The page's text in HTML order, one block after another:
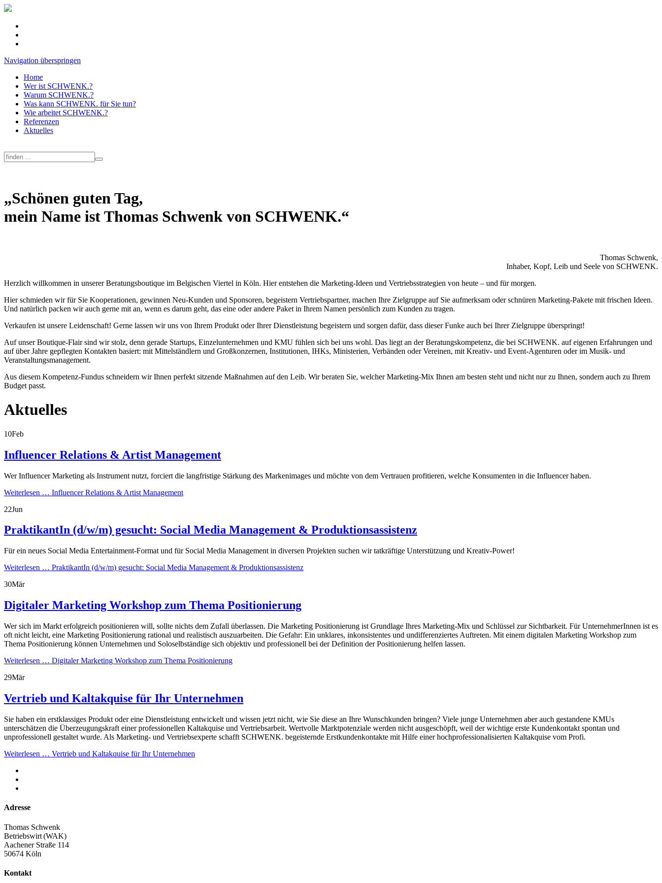
Navigation überspringen
Home
Wer ist SCHWENK.?
Warum SCHWENK.?
Was kann SCHWENK. für Sie tun?
Wie arbeitet SCHWENK.?
Referenzen
Aktuelles
„Schönen guten Tag,
mein Name ist Thomas Schwenk von SCHWENK.“
Thomas Schwenk,
Inhaber, Kopf, Leib und Seele von SCHWENK.
Herzlich willkommen in unserer Beratungsboutique im Belgischen Viertel in Köln. Hier entstehen die Marketing-Ideen und Vertriebsstrategien von heute – und für morgen.
Hier schmieden wir für Sie Kooperationen, gewinnen Neu-Kunden und Sponsoren, begeistern Vertriebspartner, machen Ihre Zielgruppe auf Sie aufmerksam oder schnüren Marketing-Pakete mit frischen Ideen.
Und natürlich packen wir auch gerne mit an, wenn es darum geht, das eine oder andere Paket in Ihrem Namen persönlich zum Kunden zu tragen.
Verkaufen ist unsere Leidenschaft! Gerne lassen wir uns von Ihrem Produkt oder Ihrer Dienstleistung begeistern und sorgen dafür, dass dieser Funke auch bei Ihrer Zielgruppe überspringt!
Auf unser Boutique-Flair sind wir stolz, denn gerade Startups, Einzelunternehmen und KMU fühlen sich bei uns wohl. Das liegt an der Beratungskompetenz, die bei SCHWENK. auf eigenen Erfahrungen und
auf über Jahre gepflegten Kontakten basiert: mit Mittelständlern und Großkonzernen, Institutionen, IHKs, Ministerien, Verbänden oder Vereinen, mit Kreativ- und Event-Agenturen oder im Musik- und
Veranstaltungsmanagement.
Aus diesem Kompetenz-Fundus schneidern wir Ihnen perfekt sitzende Maßnahmen auf den Leib. Wir beraten Sie, welcher Marketing-Mix Ihnen am besten steht und nicht nur zu Ihnen, sondern auch zu Ihrem
Budget passt.
Aktuelles
10Feb
Influencer Relations & Artist Management
Wer Influencer Marketing als Instrument nutzt, forciert die langfristige Stärkung des Markenimages und möchte von dem Vertrauen profitieren, welche Konsumenten in die Influencer haben.
Weiterlesen … Influencer Relations & Artist Management
22Jun
PraktikantIn (d/w/m) gesucht: Social Media Management & Produktionsassistenz
Für ein neues Social Media Entertainment-Format und für Social Media Management in diversen Projekten suchen wir tatkräftige Unterstützung und Kreativ-Power!
Weiterlesen … PraktikantIn (d/w/m) gesucht: Social Media Management & Produktionsassistenz
30Mär
Digitaler Marketing Workshop zum Thema Positionierung
Wer sich im Markt erfolgreich positionieren will, sollte nichts dem Zufall überlassen. Die Marketing Positionierung ist Grundlage Ihres Marketing-Mix und Schlüssel zur Sichtbarkeit. Für UnternehmerInnen ist es
oft nicht leicht, eine Marketing Positionierung rational und realistisch auszuarbeiten. Die Gefahr: Ein unklares, inkonsistentes und undifferenziertes Auftreten. Mit einem digitalen Marketing Workshop zum
Thema Positionierung können Unternehmen und Soloselbständige sich objektiv und professionell bei der Definition der Positionierung helfen lassen.
Weiterlesen … Digitaler Marketing Workshop zum Thema Positionierung
29Mär
Vertrieb und Kaltakquise für Ihr Unternehmen
Sie haben ein erstklassiges Produkt oder eine Dienstleistung entwickelt und wissen jetzt nicht, wie Sie diese an Ihre Wunschkunden bringen? Viele junge Unternehmen aber auch gestandene KMUs
unterschätzen die Überzeugungskraft einer professionellen Kaltakquise und Vertriebsarbeit. Wertvolle Marktpotenziale werden nicht ausgeschöpft, weil der wichtige erste Kundenkontakt spontan und
unprofessionell gestaltet wurde. Als Marketing- und Vertriebsexperte schafft SCHWENK. begeisternde Erstkundenkontakte mit Hilfe einer hochprofessionalisierten Kaltakquise vom Profi.
Weiterlesen … Vertrieb und Kaltakquise für Ihr Unternehmen
Adresse
Thomas Schwenk
Betriebswirt (WAK)
Aachener Straße 114
50674 Köln
Kontakt